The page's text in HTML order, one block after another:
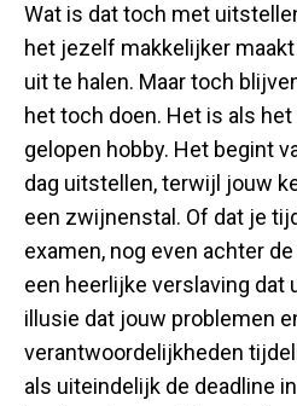
Wat is dat toch met
het jezelf makkelijker
uit te halen. Maar toch
het toch doen. Het is als
gelopen hobby. Het begint
dag uitstellen, terwijl jouw
een zwijnenstal. Of dat je
examen, nog even achter
een heerlijke verslaving dat
illusie dat jouw problemen
verantwoordelijkheden
als uiteindelijk de deadline